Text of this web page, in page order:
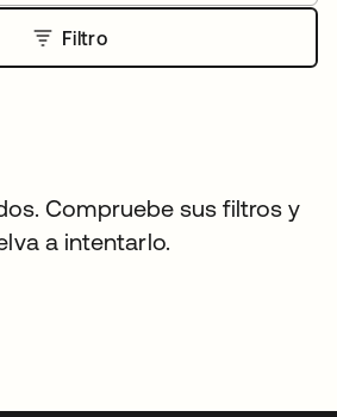
Filtro
Compruebe sus filtros y
a intentarlo.